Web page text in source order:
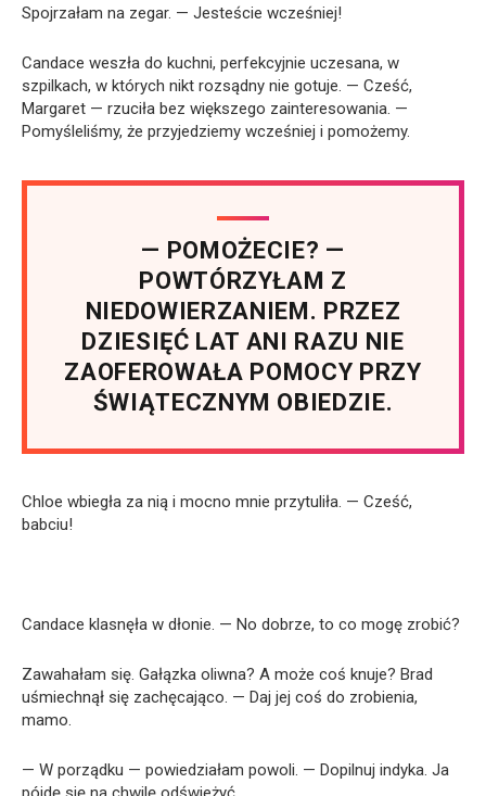
Spojrzałam na zegar. — Jesteście wcześniej!
Candace weszła do kuchni, perfekcyjnie uczesana, w
szpilkach, w których nikt rozsądny nie gotuje. — Cześć,
Margaret — rzuciła bez większego zainteresowania. —
Pomyśleliśmy, że przyjedziemy wcześniej i pomożemy.
— POMOŻECIE? —
POWTÓRZYŁAM Z
NIEDOWIERZANIEM. PRZEZ
DZIESIĘĆ LAT ANI RAZU NIE
ZAOFEROWAŁA POMOCY PRZY
ŚWIĄTECZNYM OBIEDZIE.
Chloe wbiegła za nią i mocno mnie przytuliła. — Cześć,
babciu!
Candace klasnęła w dłonie. — No dobrze, to co mogę zrobić?
Zawahałam się. Gałązka oliwna? A może coś knuje? Brad
uśmiechnął się zachęcająco. — Daj jej coś do zrobienia,
mamo.
— W porządku — powiedziałam powoli. — Dopilnuj indyka. Ja